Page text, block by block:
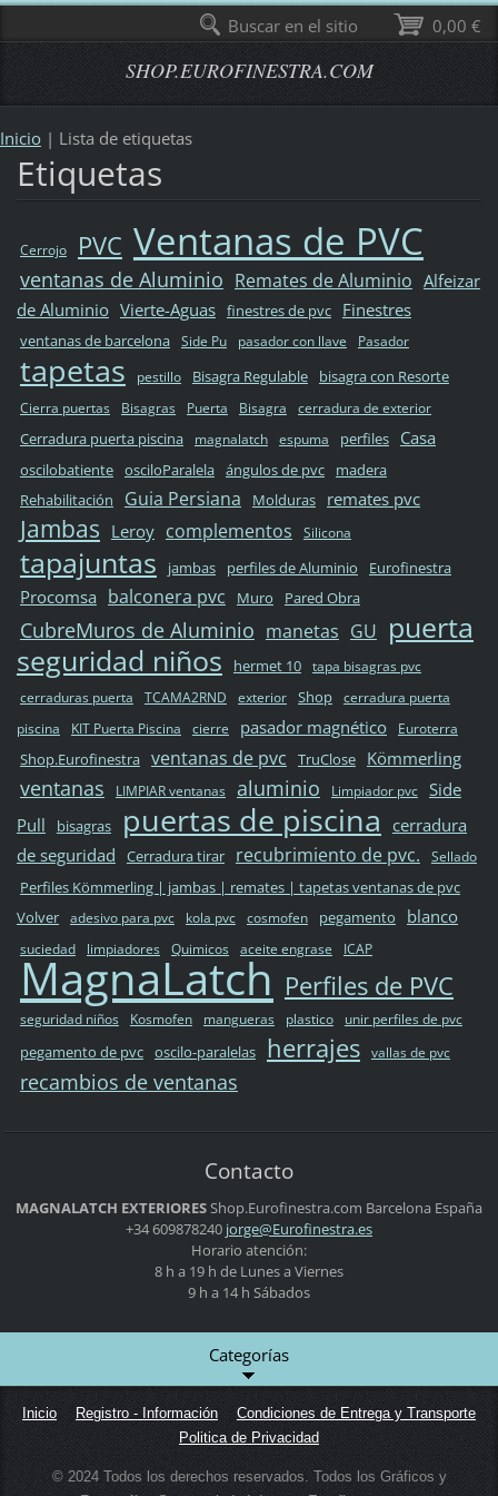
SHOP.EUROFINESTRA.COM
Inicio | Lista de etiquetas
Etiquetas
Cerrojo PVC Ventanas de PVC
ventanas de Aluminio Remates de Aluminio Alfeizar
de Aluminio Vierte-Aguas finestres de pvc Finestres
ventanas de barcelona Side Pu pasador con llave Pasador
tapetas pestillo Bisagra Regulable bisagra con Resorte
Cierra puertas Bisagras Puerta Bisagra cerradura de exterior
Cerradura puerta piscina magnalatch espuma perfiles Casa
oscilobatiente osciloParalela ángulos de pvc
madera
Rehabilitación
Guia Persiana Molduras remates pvc
Jambas Leroy complementos Silicona
tapajuntas jambas perfiles de Aluminio Eurofinestra
Procomsa balconera pvc Muro Pared Obra
CubreMuros de Aluminio manetas GU puerta
seguridad niños
hermet 10 tapa bisagras pvc
cerraduras puerta
TCAMA2RND exterior Shop cerradura puerta
piscina
KIT Puerta Piscina cierre pasador magnético Euroterra
Shop.Eurofinestra ventanas de pvc TruClose Kömmerling
ventanas LIMPIAR ventanas aluminio Limpiador pvc Side
Pull
bisagras puertas de piscina
cerradura
de seguridad
Cerradura tirar recubrimiento de pvc. Sellado
Perfiles Kömmerling | jambas | remates | tapetas ventanas de pvc
Volver adesivo para pvc kola pvc cosmofen pegamento blanco
suciedad limpiadores Quimicos aceite engrase ICAP
MagnaLatch Perfiles de PVC
seguridad niños Kosmofen mangueras plastico unir perfiles de pvc
pegamento de pvc oscilo-paralelas herrajes vallas de pvc
recambios de ventanas
Contacto
MAGNALATCH EXTERIORES Shop.Eurofinestra.com Barcelona España
+34 609878240 jorge@Eurofinestra.es
Horario atención:
8 h a 19 h de Lunes a Viernes
9 h a 14 h Sábados
Categorías
Inicio Registro - Información
Condiciones de Entrega y Transporte
Politica de Privacidad
© 2024 Todos los derechos reservados. Todos los Gráficos y
0,00 €
Buscar en el sitio